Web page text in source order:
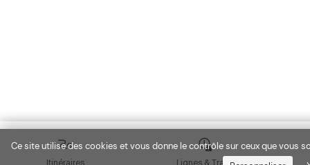
Ce site utilise des cookies et vous donne le contrôle sur ceux que vous
Itinéraires Lignes & Trafic